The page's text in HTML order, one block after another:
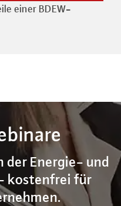
einer BDEW-
der Energie- und
kostenfrei für